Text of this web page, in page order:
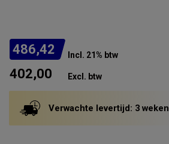
486,42 Incl. 21% btw
402,00 Excl. btw
Verwachte levertijd: 3 weken